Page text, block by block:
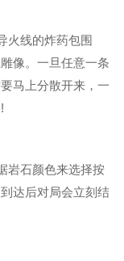
火线的炸药包围
像。一旦任意一条
马上分散开来，一
岩石颜色来选择按
达后对局会立刻结